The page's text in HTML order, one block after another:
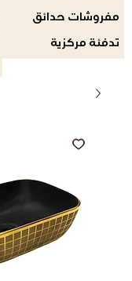
مفروشات حدائق
تدفئة مركزية